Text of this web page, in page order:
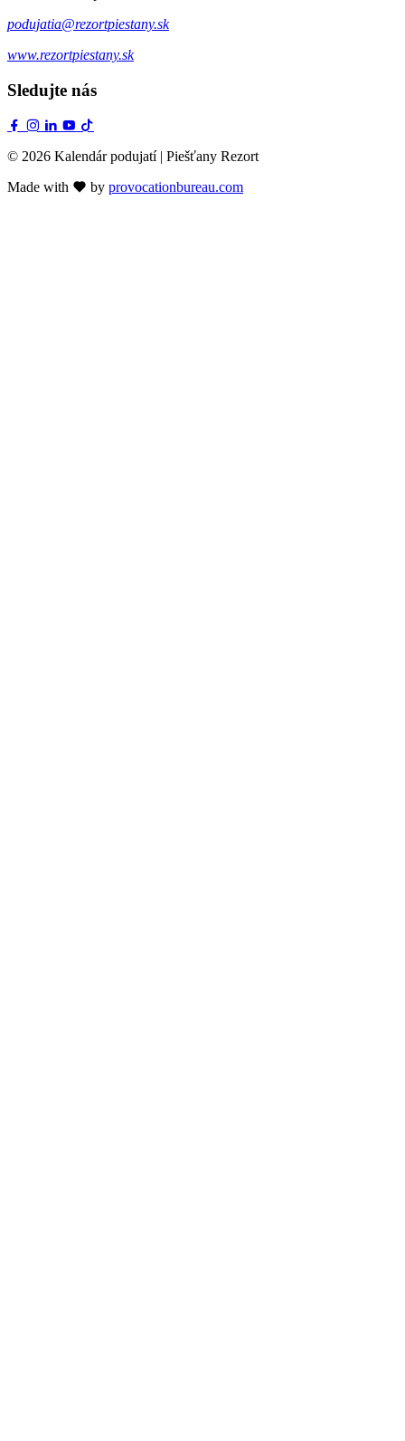
podujatia@rezortpiestany.sk
www.rezortpiestany.sk
Sledujte nás
© 2026 Kalendár podujatí | Piešťany Rezort
Made with
by provocationbureau.com